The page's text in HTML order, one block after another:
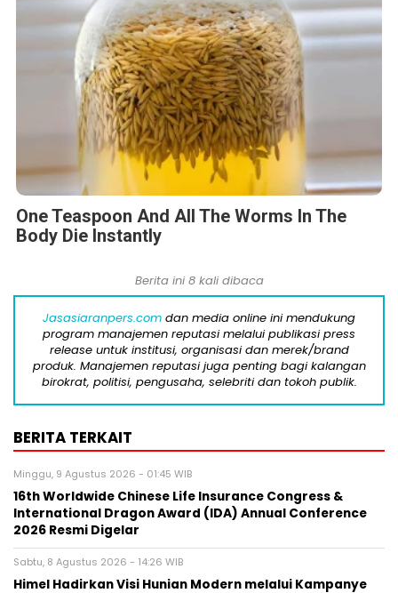
One Teaspoon And All The Worms In The
Body Die Instantly
Berita ini 8 kali dibaca
Jasasiaranpers.com dan media online ini mendukung
program manajemen reputasi melalui publikasi press
release untuk institusi, organisasi dan merek/brand
produk. Manajemen reputasi juga penting bagi kalangan
birokrat, politisi, pengusaha, selebriti dan tokoh publik.
BERITA TERKAIT
Minggu, 9 Agustus 2026 - 01:45 WIB
16th Worldwide Chinese Life Insurance Congress &
International Dragon Award (IDA) Annual Conference
2026 Resmi Digelar
Sabtu, 8 Agustus 2026 - 14:26 WIB
Himel Hadirkan Visi Hunian Modern melalui Kampanye